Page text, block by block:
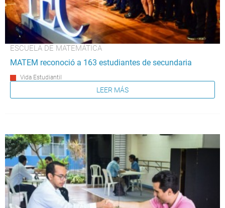
ESCUELA DE MATEMÁTICA
MATEM reconoció a 163 estudiantes de secundaria
Vida Estudiantil
LEER MÁS